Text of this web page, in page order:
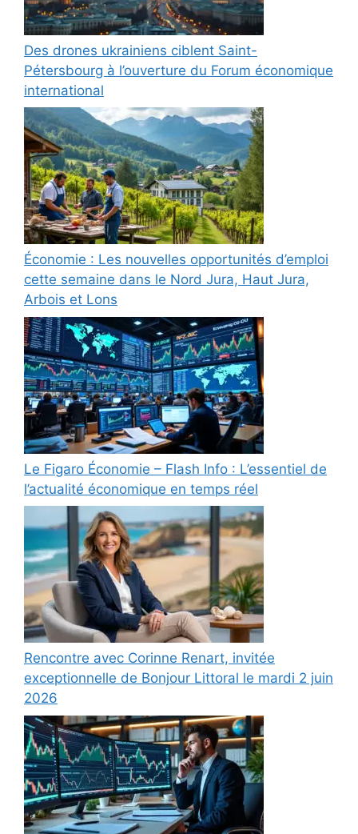
Des drones ukrainiens ciblent Saint-
Pétersbourg à l’ouverture du Forum économique
international
Économie : Les nouvelles opportunités d’emploi
cette semaine dans le Nord Jura, Haut Jura,
Arbois et Lons
Le Figaro Économie – Flash Info : L’essentiel de
l’actualité économique en temps réel
Rencontre avec Corinne Renart, invitée
exceptionnelle de Bonjour Littoral le mardi 2 juin
2026